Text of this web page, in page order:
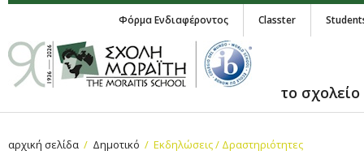
Φόρμα Ενδιαφέροντος Classter
το σχολείο
αρχική σελίδα Δημοτικό Εκδηλώσεις / Δραστηριότητες